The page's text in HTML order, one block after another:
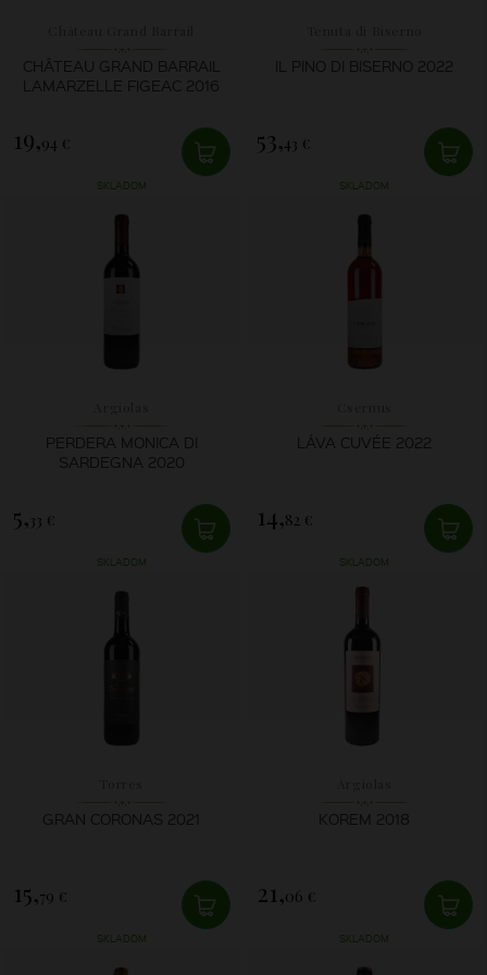
CHÂTEAU GRAND BARRAIL
LAMARZELLE FIGEAC 2016
19,94 €
SKLADOM
IL PINO DI BISERNO 2022
53,43 €
SKLADOM
PERDERA MONICA DI
SARDEGNA 2020
5, 33 €
SKLADOM
LÁVA CUVÉE 2022
14,82 €
SKLADOM
GRAN CORONAS 2021
15,79 €
SKLADOM
KOREM 2018
21,06 €
SKLADOM